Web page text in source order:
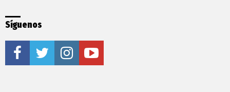
Síguenos
facebooktwitter instagramyoutube